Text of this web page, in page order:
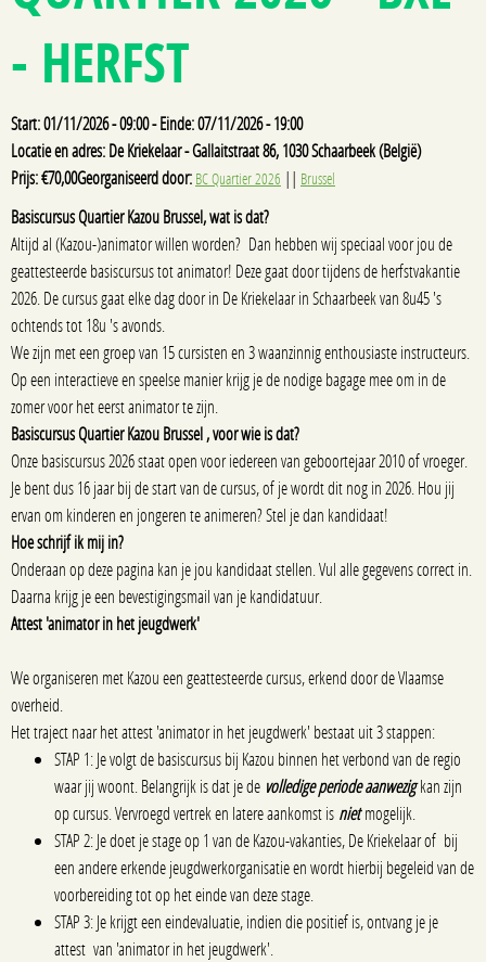
- HERFST
Start: 01/11/2026 - 09:00 - Einde: 07/11/2026 - 19:00
Locatie en adres: De Kriekelaar - Gallaitstraat 86, 1030 Schaarbeek (België)
Prijs: €70,00Georganiseerd door: BC Quartier 2026 || Brussel
Basiscursus Quartier Kazou Brussel, wat is dat?
Altijd al (Kazou-)animator willen worden? Dan hebben wij speciaal voor jou de
geattesteerde basiscursus tot animator! Deze gaat door tijdens de herfstvakantie
2026. De cursus gaat elke dag door in De Kriekelaar in Schaarbeek van 8u45 's
ochtends tot 18u 's avonds.
We zijn met een groep van 15 cursisten en 3 waanzinnig enthousiaste instructeurs.
Op een interactieve en speelse manier krijg je de nodige bagage mee om in de
zomer voor het eerst animator te zijn.
Basiscursus Quartier Kazou Brussel , voor wie is dat?
Onze basiscursus 2026 staat open voor iedereen van geboortejaar 2010 of vroeger.
Je bent dus 16 jaar bij de start van de cursus, of je wordt dit nog in 2026. Hou jij
ervan om kinderen en jongeren te animeren? Stel je dan kandidaat!
Hoe schrijf ik mij in?
Onderaan op deze pagina kan je jou kandidaat stellen. Vul alle gegevens correct in.
Daarna krijg je een bevestigingsmail van je kandidatuur.
Attest 'animator in het jeugdwerk'
We organiseren met Kazou een geattesteerde cursus, erkend door de Vlaamse
overheid.
Het traject naar het attest 'animator in het jeugdwerk' bestaat uit 3 stappen:
STAP 1: Je volgt de basiscursus bij Kazou binnen het verbond van de regio
waar jij woont. Belangrijk is dat je de volledige periode aanwezigkan zijn
op cursus. Vervroegd vertrek en latere aankomst is nietmogelijk.
STAP 2: Je doet je stage op 1 van de Kazou-vakanties, De Kriekelaar of bij
een andere erkende jeugdwerkorganisatie en wordt hierbij begeleid van de
voorbereiding tot op het einde van deze stage.
STAP 3: Je krijgt een eindevaluatie, indien die positief is, ontvang je je
attest van 'animator in het jeugdwerk'.